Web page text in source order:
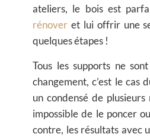
ateliers, le bois est
rénover et lui offrir une
quelques étapes !
Tous les supports ne
changement, c’est le cas
un condensé de
impossible de le poncer
contre, les résultats avec